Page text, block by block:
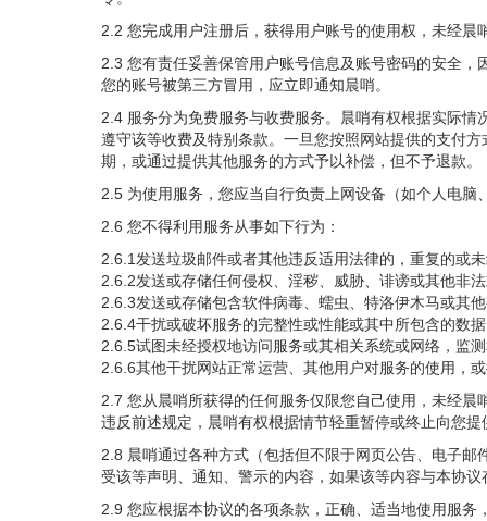
2.2 您完成用户注册后，获得用户账号的使用权，未经
2.3 您有责任妥善保管用户账号信息及账号密码的安全
您的账号被第三方冒用，应立即通知晨哨。
2.4 服务分为免费服务与收费服务。晨哨有权根据实际
遵守该等收费及特别条款。一旦您按照网站提供的支付
期，或通过提供其他服务的方式予以补偿，但不予退款。
2.5 为使用服务，您应当自行负责上网设备（如个人电
2.6 您不得利用服务从事如下行为：
2.6.1发送垃圾邮件或者其他违反适用法律的，重复的或
2.6.2发送或存储任何侵权、淫秽、威胁、诽谤或其他非
2.6.3发送或存储包含软件病毒、蠕虫、特洛伊木马或其
2.6.4干扰或破坏服务的完整性或性能或其中所包含的数
2.6.5试图未经授权地访问服务或其相关系统或网络，监
2.6.6其他干扰网站正常运营、其他用户对服务的使用，
2.7 您从晨哨所获得的任何服务仅限您自己使用，未经
违反前述规定，晨哨有权根据情节轻重暂停或终止向您
2.8 晨哨通过各种方式（包括但不限于网页公告、电子
受该等声明、通知、警示的内容，如果该等内容与本协
2.9 您应根据本协议的各项条款，正确、适当地使用服